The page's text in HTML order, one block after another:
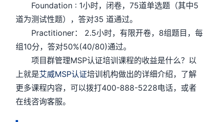
Foundation : 1小时，闭卷，75道单选题（其中5
道为测试性题），答对35 道通过。
Practitioner： 2.5小时，有限开卷，8组题目，每
组10分，答对50%(40/80)通过。
项目群管理MSP认证培训课程的收益是什么？以
上就是艾威MSP认证培训机构做出的详细介绍，了解
更多课程内容，可以拨打400-888-5228电话，或者
在线咨询客服。